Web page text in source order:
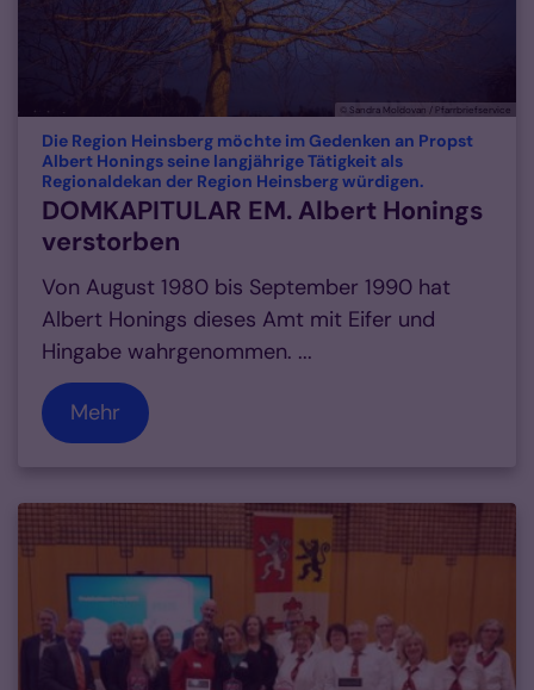
© Sandra Moldovan / Pfarrbriefservice
Die Region Heinsberg möchte im Gedenken an Propst
Albert Honings seine langjährige Tätigkeit als
Regionaldekan der Region Heinsberg würdigen.
DOMKAPITULAR EM. Albert Honings
verstorben
Von August 1980 bis September 1990 hat
Albert Honings dieses Amt mit Eifer und
Hingabe wahrgenommen. ...
Mehr